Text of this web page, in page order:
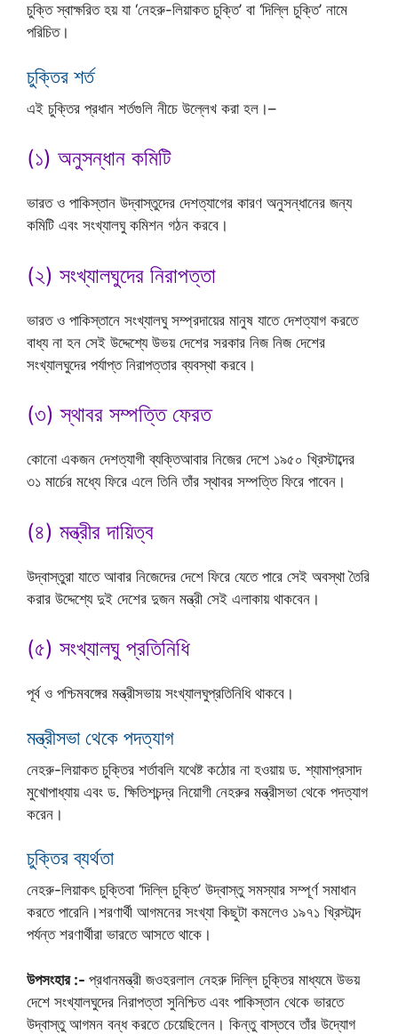
চুক্তি স্বাক্ষরিত হয় যা ‘নেহরু-লিয়াকত চুক্তি’ বা ‘দিল্লি চুক্তি’ নামে
পরিচিত।
চুক্তির শর্ত
এই চুক্তির প্রধান শর্তগুলি নীচে উল্লেখ করা হল।–
(১) অনুসন্ধান কমিটি
ভারত ও পাকিস্তান উদ্‌বাস্তুদের দেশত্যাগের কারণ অনুসন্ধানের জন্য
কমিটি এবং সংখ্যালঘু কমিশন গঠন করবে।
(২) সংখ্যালঘুদের নিরাপত্তা
ভারত ও পাকিস্তানে সংখ্যালঘু সম্প্রদায়ের মানুষ যাতে দেশত্যাগ করতে
বাধ্য না হন সেই উদ্দেশ্যে উভয় দেশের সরকার নিজ নিজ দেশের
সংখ্যালঘুদের পর্যাপ্ত নিরাপত্তার ব্যবস্থা করবে।
(৩) স্থাবর সম্পত্তি ফেরত
কোনো একজন দেশত্যাগী ব্যক্তিআবার নিজের দেশে ১৯৫০ খ্রিস্টাব্দের
৩১ মার্চের মধ্যে ফিরে এলে তিনি তাঁর স্থাবর সম্পত্তি ফিরে পাবেন।
(৪) মন্ত্রীর দায়িত্ব
উদ্‌বাস্তুরা যাতে আবার নিজেদের দেশে ফিরে যেতে পারে সেই অবস্থা তৈরি
করার উদ্দেশ্যে দুই দেশের দুজন মন্ত্রী সেই এলাকায় থাকবেন।
(৫) সংখ্যালঘু প্রতিনিধি
পূর্ব ও পশ্চিমবঙ্গের মন্ত্রীসভায় সংখ্যালঘুপ্রতিনিধি থাকবে।
মন্ত্রীসভা থেকে পদত্যাগ
নেহরু-লিয়াকত চুক্তির শর্তাবলি যথেষ্ট কঠোর না হওয়ায় ড. শ্যামাপ্রসাদ
মুখোপাধ্যায় এবং ড. ক্ষিতিশচন্দ্র নিয়োগী নেহরুর মন্ত্রীসভা থেকে পদত্যাগ
করেন।
চুক্তির ব্যর্থতা
নেহরু-লিয়াকৎ চুক্তিবা ‘দিল্লি চুক্তি’ উদ্বাস্তু সমস্যার সম্পূর্ণ সমাধান
করতে পারেনি।শরণার্থী আগমনের সংখ্যা কিছুটা কমলেও ১৯৭১ খ্রিস্টাব্দ
পর্যন্ত শরণার্থীরা ভারতে আসতে থাকে।
উপসংহার :- প্রধানমন্ত্রী জওহরলাল নেহরু দিল্লি চুক্তির মাধ্যমে উভয়
দেশে সংখ্যালঘুদের নিরাপত্তা সুনিশ্চিত এবং পাকিস্তান থেকে ভারতে
উদ্‌বাস্তু আগমন বন্ধ করতে চেয়েছিলেন। কিন্তু বাস্তবে তাঁর উদ্যোগ